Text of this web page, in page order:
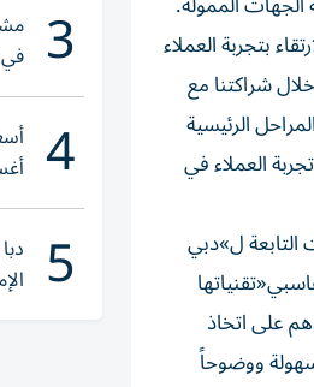
بتجربة العملاء
شراكتنا مع
الرئيسية
العملاء في
التابعة ل»دبي
على اتخاذ
ووضوحاً
3
4
5